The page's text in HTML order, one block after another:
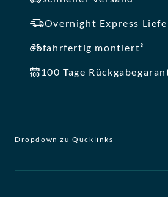
Overnight Express
fahrfertig montiert³
100 Tage
Dropdown zu Qucklinks